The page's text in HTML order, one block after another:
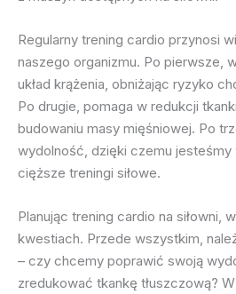
Regularny trening cardio przynosi
naszego organizmu. Po pierwsze,
układ krążenia, obniżając ryzyko
Po drugie, pomaga w redukcji
budowaniu masy mięśniowej. Po
wydolność, dzięki czemu
cięższe treningi siłowe.
Planując trening cardio na siłowni,
kwestiach. Przede wszystkim,
– czy chcemy poprawić swoją
zredukować tkankę tłuszczową?